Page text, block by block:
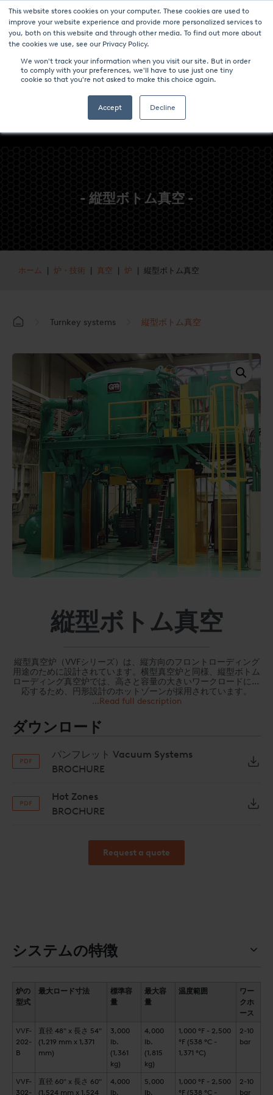
This website stores cookies on your computer. These cookies are used to
improve your website experience and provide more personalized services to
you, both on this website and through other media. To find out more about
the cookies we use, see our Privacy Policy.
We won't track your information when you visit our site. But in order
to comply with your preferences, we'll have to use just one tiny
cookie so that you're not asked to make this choice again.
Accept Decline
パンフレットのダウンロード-炉と技術キャリア
コンタクト
- 縦型ボトム真空 -
ホーム 炉・技術 真空 炉 | 縦型ボトム真空
Turnkey systems 縦型ボトム真空
縦型ボトム真空
縦型真空炉（VVFシリーズ）は、縦方向のフロントローディング
用途のために設計されています。横型真空炉と同様、縦型ボトム
ローディング真空炉では、高さと容量の大きいワークロードに対
応するため、円形設計のホットゾーンが採用されています。
...Read full description
ダウンロード
パンフレット Vacuum Systems
BROCHURE
Hot Zones
BROCHURE
Request a quote
システムの特徴
炉の
型式
最大ロード寸法
標準容
量
最大容
量
温度範囲
ワー
クホ
ース
VVF-
202-
B
直径 48" x 長さ 54"
(1,219 mm x 1,371
mm)
3,000
lb.
(1,361
kg)
4,000
lb.
(1,815
kg)
1,000 °F - 2,500
°F (538 °C -
1,371 °C)
2-10
bar
VVF-
302-
直径 60" x 長さ 60"
(1,524 mm x 1,524
4,000
lb.
5,000
lb.
1,000 °F - 2,500
°F (538 °C -
2-10
bar